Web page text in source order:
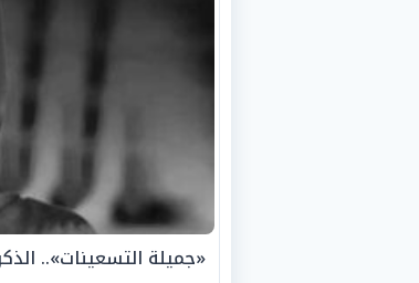
«جميلة التسعينات»..